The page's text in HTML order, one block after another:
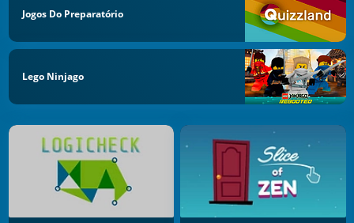
Jogos Do Preparatório
Lego Ninjago